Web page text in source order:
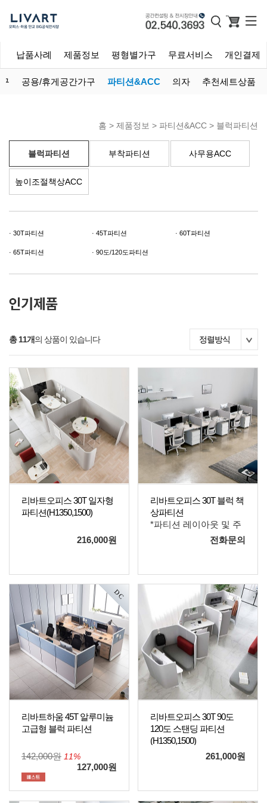
납품사례 제품정보 평형별가구 무료서비스 개인결제
공용/휴게공간가구 파티션&ACC 의자 추천세트상품
홈 > 제품정보 > 파티션&ACC > 블럭파티션
블럭파티션 부착파티션 사무용ACC
높이조절책상ACC
30T파티션 45T파티션 60T파티션
65T파티션 90도/120도파티션
총 11개의 상품이 있습니다 정렬방식
리바트오피스 30T 일자형
파티션(H1350,1500)
216,000원
리바트오피스 30T 블럭 책
상파티션
*파티션 레이아웃 및 주
문 관련 문의는 게시판
을 이용해 주시기 바랍
전화문의
DC
리바트하움 45T 알루미늄
고급형 블럭 파티션
142,000원 11%
127,000원
리바트오피스 30T 90도
120도 스탠딩 파티션
(H1350,1500)
*파티션 레이아웃 및 주
니다.
261,000원